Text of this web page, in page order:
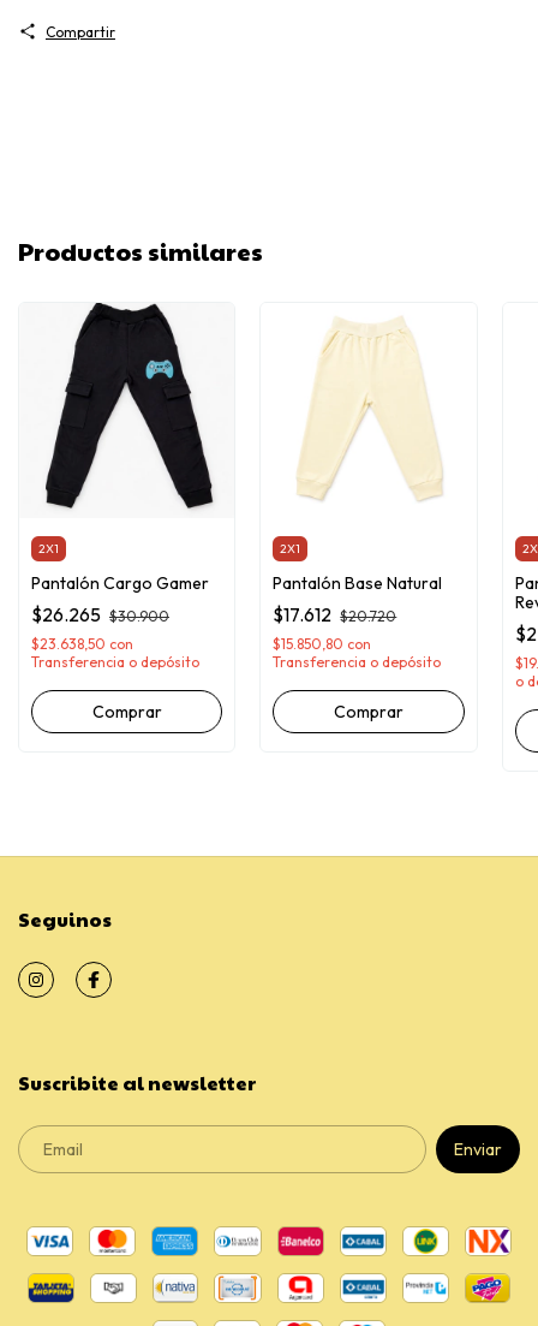
Compartir
Productos similares
2X1
Pantalón Cargo Gamer
$26.265 $30.900
$23.638,50 con
Transferencia o depósito
Comprar
2X1
Pantalón Base Natural
$17.612 $20.720
$15.850,80 con
Transferencia o depósito
Comprar
o
Seguinos
Suscribite al newsletter